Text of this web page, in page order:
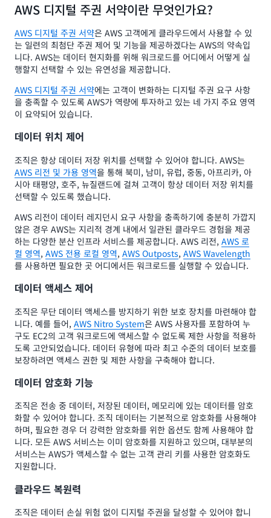
AWS 디지털 주권 서약이란 무엇인가요?
AWS 디지털 주권 서약은 AWS 고객에게 클라우드에서 사용할 수 있
는 일련의 최첨단 주권 제어 및 기능을 제공하겠다는 AWS의 약속입
니다. AWS는 데이터 현지화를 위해 워크로드를 어디에서 어떻게 실
행할지 선택할 수 있는 유연성을 제공합니다.
AWS 디지털 주권 서약에는 고객이 변화하는 디지털 주권 요구 사항
을 충족할 수 있도록 AWS가 역량에 투자하고 있는 네 가지 주요 영역
이 요약되어 있습니다.
데이터 위치 제어
조직은 항상 데이터 저장 위치를 선택할 수 있어야 합니다. AWS는
AWS 리전 및 가용 영역을 통해 북미, 남미, 유럽, 중동, 아프리카, 아
시아 태평양, 호주, 뉴질랜드에 걸쳐 고객이 항상 데이터 저장 위치를
선택할 수 있도록 했습니다.
AWS 리전이 데이터 레지던시 요구 사항을 충족하기에 충분히 가깝지
않은 경우 AWS는 지리적 경계 내에서 일관된 클라우드 경험을 제공
하는 다양한 분산 인프라 서비스를 제공합니다. AWS 리전, AWS 로
컬 영역, AWS 전용 로컬 영역, AWS Outposts, AWS Wavelength
를 사용하면 필요한 곳 어디에서든 워크로드를 실행할 수 있습니다.
데이터 액세스 제어
조직은 무단 데이터 액세스를 방지하기 위한 보호 장치를 마련해야 합
니다. 예를 들어, AWS Nitro System은 AWS 사용자를 포함하여 누
구도 EC2의 고객 워크로드에 액세스할 수 없도록 제한 사항을 적용하
도록 고안되었습니다. 데이터 유형에 따라 최고 수준의 데이터 보호를
보장하려면 액세스 권한 및 제한 사항을 구축해야 합니다.
데이터 암호화 기능
조직은 전송 중 데이터, 저장된 데이터, 메모리에 있는 데이터를 암호
화할 수 있어야 합니다. 조직 데이터는 기본적으로 암호화를 사용해야
하며, 필요한 경우 더 강력한 암호화를 위한 옵션도 함께 사용해야 합
니다. 모든 AWS 서비스는 이미 암호화를 지원하고 있으며, 대부분의
서비스는 AWS가 액세스할 수 없는 고객 관리 키를 사용한 암호화도
지원합니다.
클라우드 복원력
조직은 데이터 손실 위험 없이 디지털 주권을 달성할 수 있어야 합니